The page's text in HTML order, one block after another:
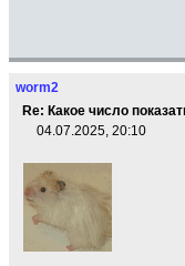
worm2
Re: Какое число
04.07.2025, 20:10